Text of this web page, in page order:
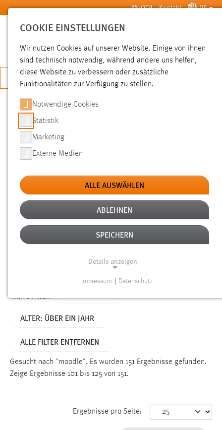
Zum Hauptinhalt springen MyOTH Kontakt DE
SUCHE
JETZT BEWERBEN
SUCHE
FILTER
Typ
Erstellungsdatum
Alter
Aktive Filter:
ALTER: ÜBER EIN JAHR
ALLE FILTER ENTFERNEN
Gesucht nach "moodle". Es wurden 151 Ergebnisse gefunden.
Zeige Ergebnisse 101 bis 125 von 151.
Ergebnisse pro Seite:
COOKIE EINSTELLUNGEN
Wir nutzen Cookies auf unserer Website. Einige von ihnen
sind technisch notwendig, während andere uns helfen,
diese Website zu verbessern oder zusätzliche
Funktionalitäten zur Verfügung zu stellen.
Notwendige Cookies
Statistik
Marketing
Externe Medien
ALLE AUSWÄHLEN
ABLEHNEN
SPEICHERN
Details anzeigen
Funktionen und sind für die einwandfreie Funktion der
Name:
Dieser Cookie speichert die ausgewählten Einverständnis-
Impressum Datenschutz